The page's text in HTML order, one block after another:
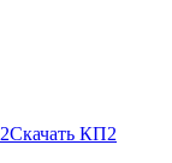
Скачать КП2